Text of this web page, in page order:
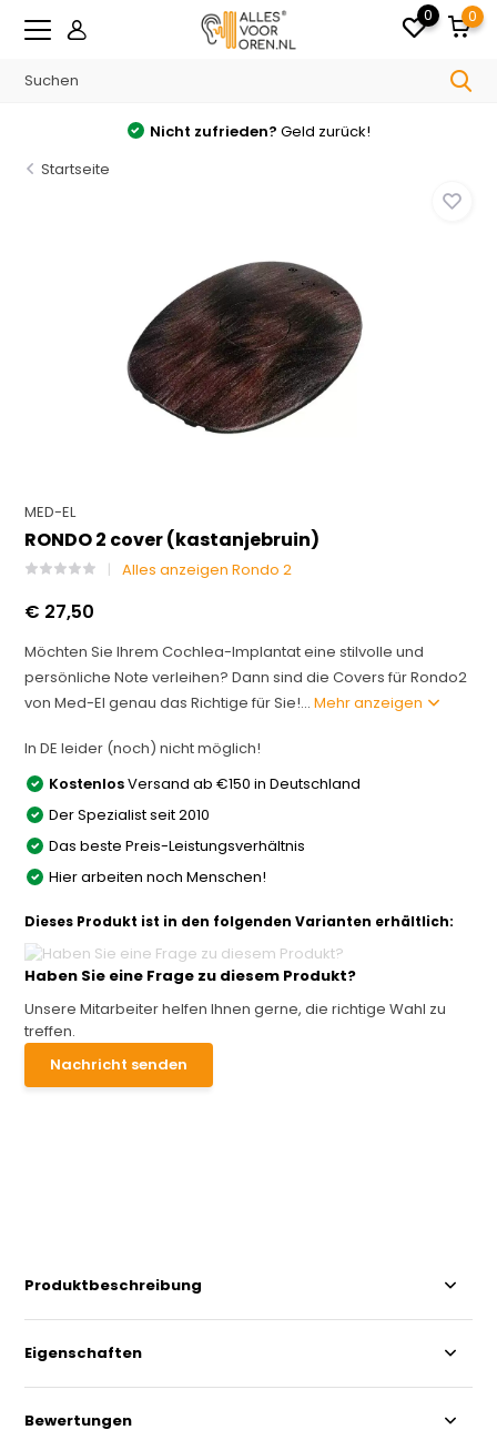
0 0
Nicht zufrieden?Geld zurück!
Startseite
MED-EL
RONDO 2 cover (kastanjebruin)
Alles anzeigen Rondo 2
€ 27,50
Möchten Sie Ihrem Cochlea-Implantat eine stilvolle und
persönliche Note verleihen? Dann sind die Covers für Rondo2
von Med-El genau das Richtige für Sie!...Mehr anzeigen
In DE leider (noch) nicht möglich!
KostenlosVersand ab €150 in Deutschland
Der Spezialist seit 2010
Das beste Preis-Leistungsverhältnis
Hier arbeiten noch Menschen!
Dieses Produkt ist in den folgenden Varianten erhältlich:
Haben Sie eine Frage zu diesem Produkt?
Unsere Mitarbeiter helfen Ihnen gerne, die richtige Wahl zu
treffen.
Nachricht senden
Produktbeschreibung
Eigenschaften
Bewertungen